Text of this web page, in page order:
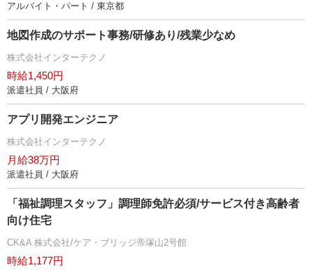
アルバイト・パート / 東京都
地図作成のサポート事務/研修あり/残業少なめ
株式会社インターテクノ
時給1,450円
派遣社員 / 大阪府
アプリ開発エンジニア
株式会社インターテクノ
月給38万円
派遣社員 / 大阪府
「福祉調理スタッフ」調理師免許必須/サービス付き高齢者
向け住宅
CK&A 株式会社/ケア・ブリッジ帝塚山2号館
時給1,177円